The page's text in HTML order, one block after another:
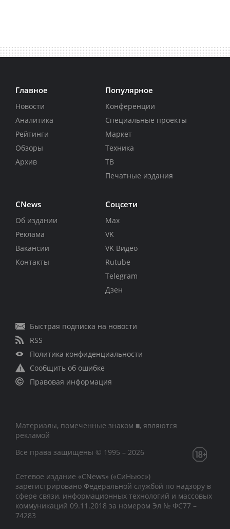
Главное
Новости
Аналитика
Рейтинги
Обзоры
Архив
Популярное
Конференции
Специальные проекты
Маркет
Техника
ТВ
Печатные издания
CNews
Об издании
Реклама
Вакансии
Контакты
Соцсети
Max
VK
VK Видео
Rutube
Telegram
Дзен
Быстрая подписка на новости
RSS
Политика конфиденциальности
Сообщить об ошибке
Правовая информация
Материалы, помеченные знаком ■, являются
рекламой
Все права защищены © 1995 – 2026
Сетевое издание «CNews» («СиНьюс»)
зарегистрировано Федеральной службой по надзору в
сфере связи, информационных технологий и массовых
коммуникаций 09.11.2018 за номером Эл № ФС77 –
74283